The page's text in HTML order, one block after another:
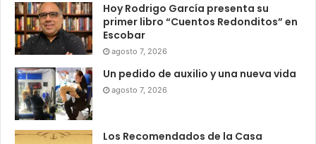
Hoy Rodrigo García presenta su
primer libro “Cuentos Redonditos” en
Escobar
agosto 7, 2026
Un pedido de auxilio y una nueva vida
agosto 7, 2026
Los Recomendados de la Casa